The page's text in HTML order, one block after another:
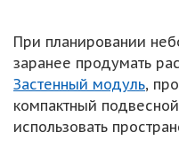
При планировании
заранее продумать
Застенный модуль,
компактный
использовать